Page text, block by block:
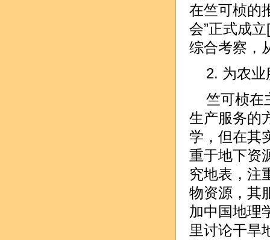
在竺可桢的
会”正式成
综合考察，
2. 为农
竺可桢在
生产服务的
学，但在其
重于地下资
究地表，注
物资源，其
加中国地理
里讨论干旱